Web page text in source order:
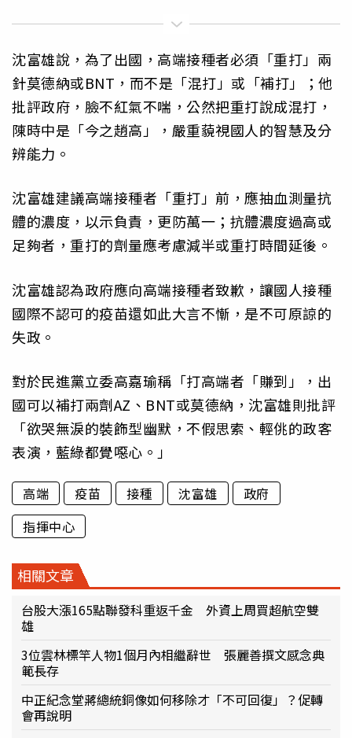
沈富雄說，為了出國，高端接種者必須「重打」兩
針莫德納或BNT，而不是「混打」或「補打」；他
批評政府，臉不紅氣不喘，公然把重打說成混打，
陳時中是「今之趙高」，嚴重藐視國人的智慧及分
辨能力。
沈富雄建議高端接種者「重打」前，應抽血測量抗
體的濃度，以示負責，更防萬一；抗體濃度過高或
足夠者，重打的劑量應考慮減半或重打時間延後。
沈富雄認為政府應向高端接種者致歉，讓國人接種
國際不認可的疫苗還如此大言不慚，是不可原諒的
失政。
對於民進黨立委高嘉瑜稱「打高端者「賺到」，出
國可以補打兩劑AZ、BNT或莫德納，沈富雄則批評
「欲哭無淚的裝飾型幽默，不假思索、輕佻的政客
表演，藍綠都覺噁心。」
高端 疫苗 接種 沈富雄
政府
指揮中心
相關文章
台股大漲165點聯發科重返千金 外資上周買超航空雙
雄
3位雲林標竿人物1個月內相繼辭世 張麗善撰文感念典
範長存
中正紀念堂蔣總統銅像如何移除才「不可回復」？促轉
會再說明